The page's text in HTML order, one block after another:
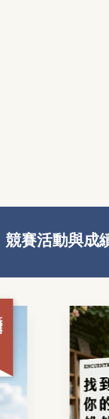
競賽活動與成